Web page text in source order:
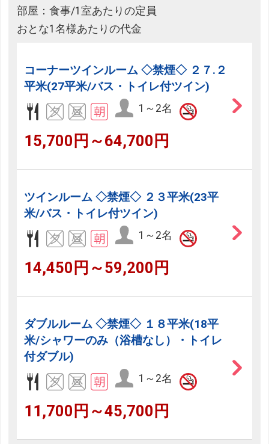
部屋：食事/1室あたりの定員
おとな1名様あたりの代金
コーナーツインルーム ◇禁煙◇ ２７.２
平米(27平米/バス・トイレ付ツイン)
1～2名
15,700円～64,700円
ツインルーム ◇禁煙◇ ２３平米(23平
米/バス・トイレ付ツイン)
1～2名
14,450円～59,200円
ダブルルーム ◇禁煙◇ １８平米(18平
米/シャワーのみ（浴槽なし）・トイレ
付ダブル)
1～2名
11,700円～45,700円